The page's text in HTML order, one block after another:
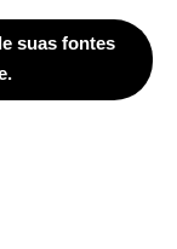
suas fontes